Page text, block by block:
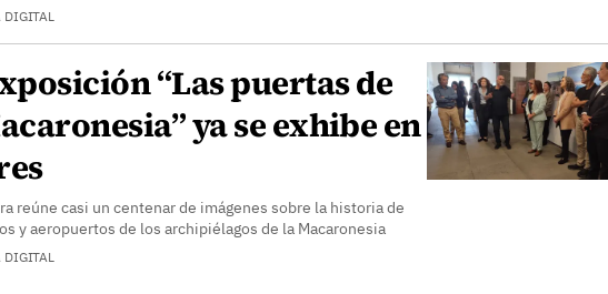
DIGITAL
“Las puertas de
ya se exhibe en
reúne casi un centenar de imágenes sobre la historia de
y aeropuertos de los archipiélagos de la Macaronesia
DIGITAL